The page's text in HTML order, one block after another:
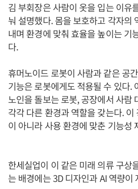
김 부회장은 사람이 옷을 입는 이유
눠 설명했다. 몸을 보호하고 각자의
내며 환경에 맞춰 효율을 높이는 기
다.
휴머노이드 로봇이 사람과 같은 공
기능은 로봇에게도 적용될 수 있다.
노인을 돌보는 로봇, 공장에서 사람
각각 다른 환경과 역할을 갖는다. 이
이 아니라 사용 환경에 맞춘 기능성
한세실업이 이 같은 미래 의류 구상
는 배경에는 3D 디자인과 AI 역량이